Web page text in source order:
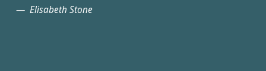
Elisabeth Stone